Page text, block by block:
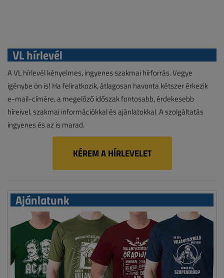
VL hírlevél
A VL hírlevél kényelmes, ingyenes szakmai hírforrás. Vegye
igénybe ön is! Ha feliratkozik, átlagosan havonta kétszer érkezik
e-mail-címére, a megelőző időszak fontosabb, érdekesebb
híreivel, szakmai információkkal és ajánlatokkal. A szolgáltatás
ingyenes és az is marad.
KÉREM A HÍRLEVELET
Ajánlatunk